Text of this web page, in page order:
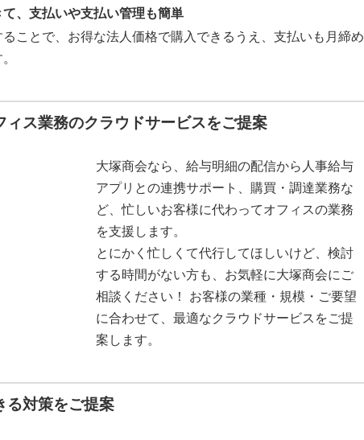
、支払いや支払い管理も簡単
ことで、お得な法人価格で購入できるうえ、支払いも月締め
ィス業務のクラウドサービスをご提案
大塚商会なら、給与明細の配信から人事給与
アプリとの連携サポート、購買・調達業務な
ど、忙しいお客様に代わってオフィスの業務
を支援します。
とにかく忙しくて代行してほしいけど、検討
する時間がない方も、お気軽に大塚商会にご
相談ください！ お客様の業種・規模・ご要望
に合わせて、最適なクラウドサービスをご提
案します。
る対策をご提案